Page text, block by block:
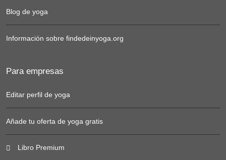
Blog de yoga
Información sobre findedeinyoga.org
Para empresas
Editar perfil de yoga
Añade tu oferta de yoga gratis
Libro Premium